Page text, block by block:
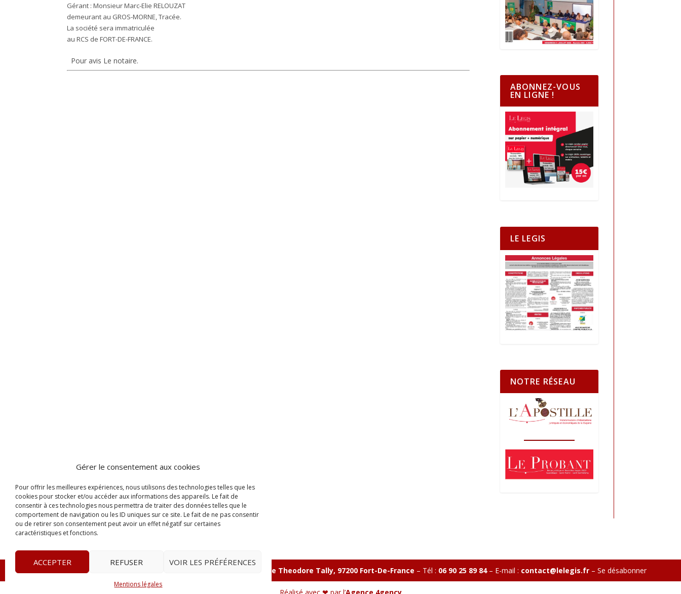
Gérer le consentement aux cookies
Pour offrir les meilleures expériences, nous utilisons des technologies telles que les
cookies pour stocker et/ou accéder aux informations des appareils. Le fait de
consentir à ces technologies nous permettra de traiter des données telles que le
comportement de navigation ou les ID uniques sur ce site. Le fait de ne pas consentir
ou de retirer son consentement peut avoir un effet négatif sur certaines
caractéristiques et fonctions.
ACCEPTER REFUSER VOIR LES PRÉFÉRENCES
Mentions légales
Gérant : Monsieur Marc-Elie RELOUZAT
demeurant au GROS-MORNE, Tracée.
La société sera immatriculée
au RCS de FORT-DE-FRANCE.
Pour avis Le notaire.
ABONNEZ-VOUS
EN LIGNE !
LE LEGIS
NOTRE RÉSEAU
Le Legis Zone Franche Cité Dillon 365 B rue Theodore Tally, 97200 Fort-De-France – Tél : 06 90 25 89 84– E-mail : contact@lelegis.fr– Se désabonner
Réalisé avec ❤ par l’Agence 4gency